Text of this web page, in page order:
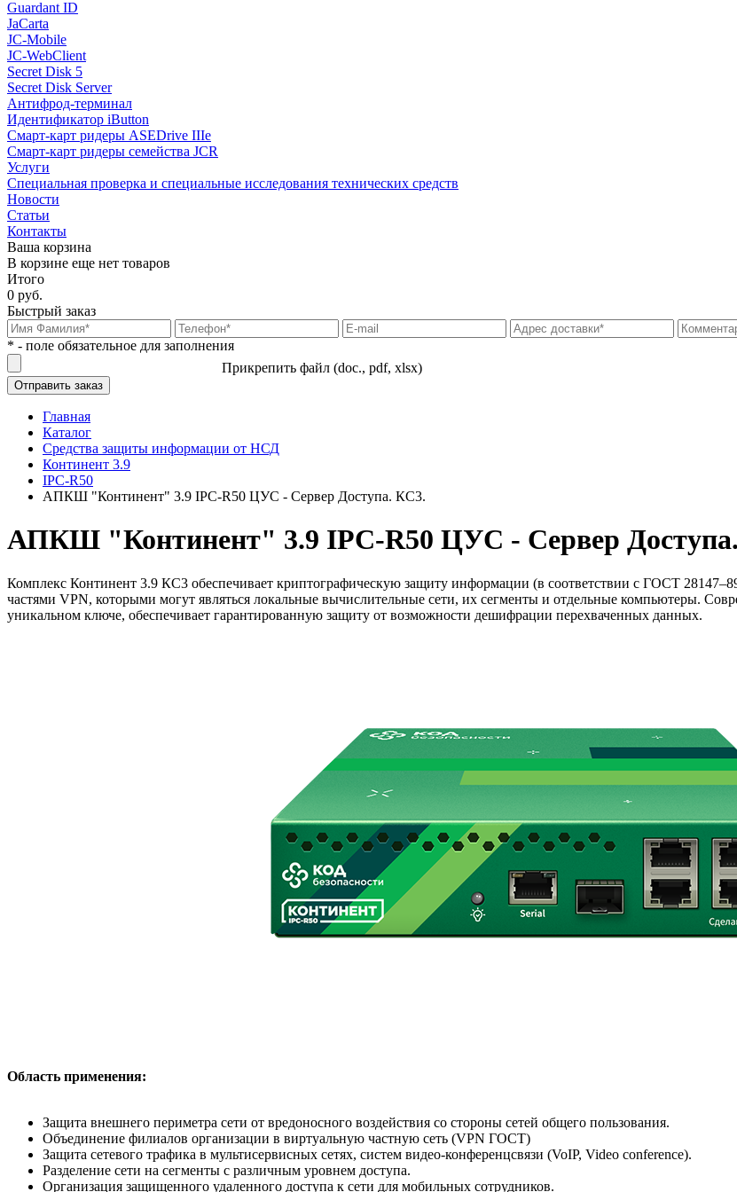
Guardant ID
JaCarta
JC-Mobile
JC-WebClient
Secret Disk 5
Secret Disk Server
Антифрод-терминал
Идентификатор iButton
Смарт-карт ридеры ASEDrive IIIe
Смарт-карт ридеры семейства JCR
Услуги
Специальная проверка и специальные исследования технических средств
Новости
Статьи
Контакты
Ваша корзина
В корзине еще нет товаров
Итого
0 руб.
Быстрый заказ
* - поле обязательное для заполнения
Прикрепить файл (doc., pdf, xlsx)
Главная
Каталог
Средства защиты информации от НСД
Континент 3.9
IPC-R50
АПКШ "Континент" 3.9 IPC-R50 ЦУС - Сервер Доступа. КС3.
АПКШ "Континент" 3.9 IPC-R50 ЦУС - Сервер
Комплекс Континент 3.9 КС3 обеспечивает криптографическую защиту информации (в соответствии с ГОСТ
частями VPN, которыми могут являться локальные вычислительные сети, их сегменты и отдельные компьютеры.
уникальном ключе, обеспечивает гарантированную защиту от возможности дешифрации перехваченных данных.
Область применения:
Защита внешнего периметра сети от вредоносного воздействия со стороны сетей общего пользования.
Объединение филиалов организации в виртуальную частную сеть (VPN ГОСТ)
Защита сетевого трафика в мультисервисных сетях, систем видео-конференцсвязи (VoIP, Video conference).
Разделение сети на сегменты с различным уровнем доступа.
Организация защищенного удаленного доступа к сети для мобильных сотрудников.